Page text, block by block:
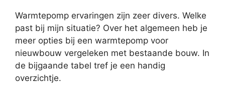
Warmtepomp ervaringen zijn zeer divers. Welke
past bij mijn situatie? Over het algemeen heb je
meer opties bij een warmtepomp voor
nieuwbouw vergeleken met bestaande bouw. In
de bijgaande tabel tref je een handig
overzichtje.